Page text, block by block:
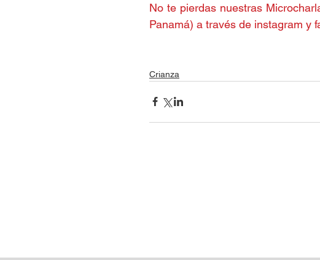
No te pierdas nuestras
Panamá) a través de instagram y
Crianza